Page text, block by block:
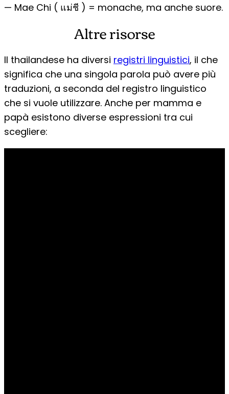
— Mae Chi ( แม่ชี ) = monache, ma anche suore.
Altre risorse
Il thailandese ha diversi registri linguistici, il che
significa che una singola parola può avere più
traduzioni, a seconda del registro linguistico
che si vuole utilizzare. Anche per mamma e
papà esistono diverse espressioni tra cui
scegliere: